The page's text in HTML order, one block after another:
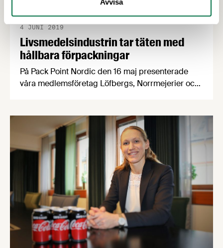
Avvisa
Livsmedelsindustrin tar täten med
hållbara förpackningar
4 JUNI 2019
På Pack Point Nordic den 16 maj presenterade
våra medlemsföretag Löfbergs, Norrmejerier och
förpackningar. Vår näringspolitiske expert Marie
Rydén var givetvis där och antecknade flitigt.